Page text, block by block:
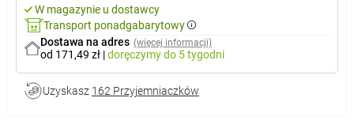
W magazynie u dostawcy
Transport ponadgabarytowy
Dostawa na adres (więcej informacji)
od 171,49 zł |doręczymydo 5 tygodni
Uzyskasz 162 Przyjemniaczków